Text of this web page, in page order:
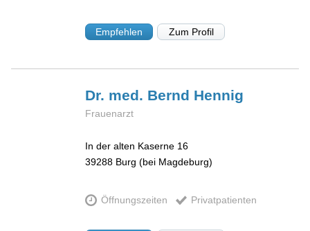
Empfehlen Zum Profil
Dr. med. Bernd Hennig
Frauenarzt
In der alten Kaserne 16
39288 Burg (bei Magdeburg)
Öffnungszeiten Privatpatienten